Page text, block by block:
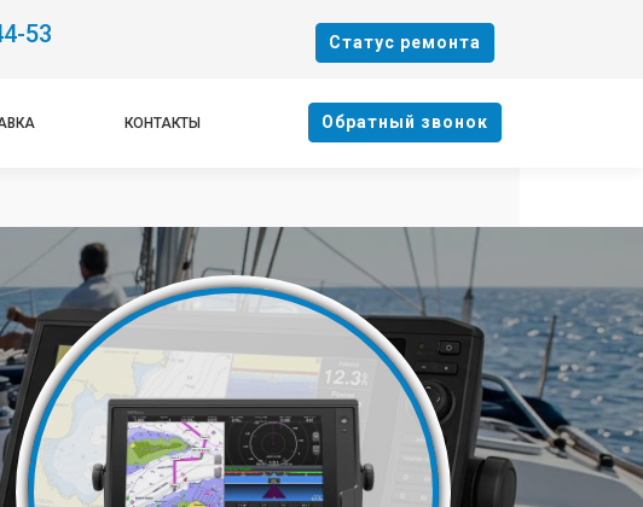
53 Cтатус ремонта
КОНТАКТЫ Oбратный звонок